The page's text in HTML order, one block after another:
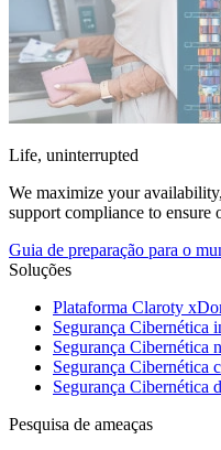
Life, uninterrupted
We maximize your
support compliance to ensure
Guia de preparação para o
Soluções
Plataforma Claroty
Segurança Cibernética
Segurança Cibernética
Segurança Cibernética
Segurança Cibernética
Pesquisa de ameaças